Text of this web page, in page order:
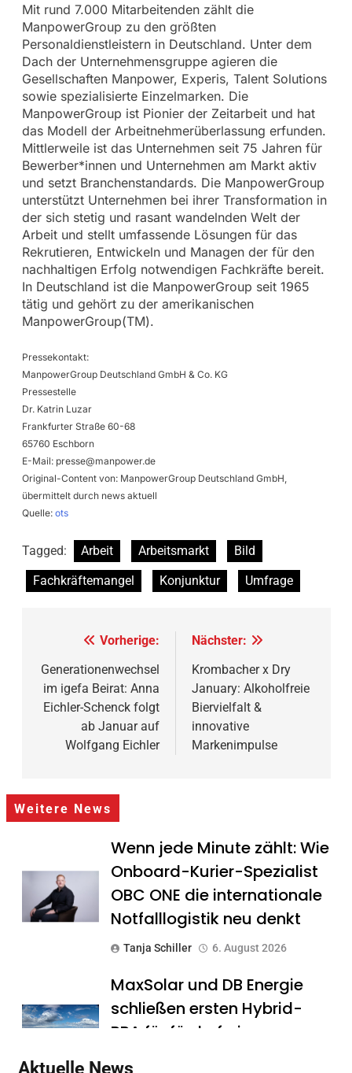
Mit rund 7.000 Mitarbeitenden zählt die
ManpowerGroup zu den größten
Personaldienstleistern in Deutschland. Unter dem
Dach der Unternehmensgruppe agieren die
Gesellschaften Manpower, Experis, Talent Solutions
sowie spezialisierte Einzelmarken. Die
ManpowerGroup ist Pionier der Zeitarbeit und hat
das Modell der Arbeitnehmerüberlassung erfunden.
Mittlerweile ist das Unternehmen seit 75 Jahren für
Bewerber*innen und Unternehmen am Markt aktiv
und setzt Branchenstandards. Die ManpowerGroup
unterstützt Unternehmen bei ihrer Transformation in
der sich stetig und rasant wandelnden Welt der
Arbeit und stellt umfassende Lösungen für das
Rekrutieren, Entwickeln und Managen der für den
nachhaltigen Erfolg notwendigen Fachkräfte bereit.
In Deutschland ist die ManpowerGroup seit 1965
tätig und gehört zu der amerikanischen
ManpowerGroup(TM).
Pressekontakt:
ManpowerGroup Deutschland GmbH & Co. KG
Pressestelle
Dr. Katrin Luzar
Frankfurter Straße 60-68
65760 Eschborn
E-Mail: presse@manpower.de
Original-Content von: ManpowerGroup Deutschland GmbH,
übermittelt durch news aktuell
Quelle: ots
Tagged: Arbeit Arbeitsmarkt
Bild
Fachkräftemangel
Konjunktur Umfrage
Beitragsnavigation
Vorherige:
Generationenwechsel
im igefa Beirat: Anna
Eichler-Schenck folgt
ab Januar auf
Wolfgang Eichler
Nächster:
Krombacher x Dry
January: Alkoholfreie
Biervielfalt &
innovative
Markenimpulse
Weitere News
Wenn jede Minute zählt: Wie
Onboard-Kurier-Spezialist
OBC ONE die internationale
Notfalllogistik neu denkt
Tanja Schiller 6. August 2026
MaxSolar und DB Energie
schließen ersten Hybrid-
PPA für förderfreie
Aktuelle News